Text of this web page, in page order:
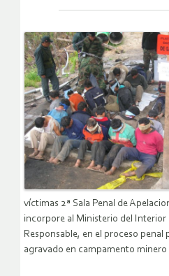
víctimas 2ª Sala Penal de
incorpore al Ministerio del Interior
Responsable, en el proceso
agravado en campamento minero